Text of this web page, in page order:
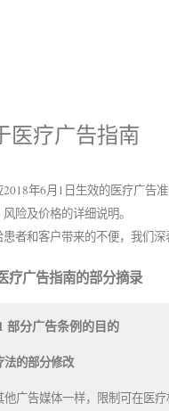
医疗广告指南
2018年6月1日生效的医疗广告
险及价格的详细说明。
患者和客户带来的不便，我们深
疗广告指南的部分摘录
部分广告条例的目的
法的部分修改
他广告媒体一样，限制可在医